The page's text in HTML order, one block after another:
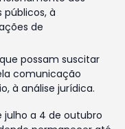
públicos, à
de
possam suscitar
comunicação
à análise jurídica.
julho a 4 de outubro